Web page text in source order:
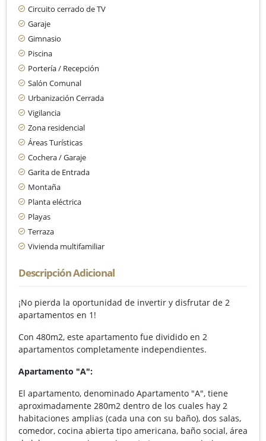
Circuito cerrado de TV
Garaje
Gimnasio
Piscina
Portería / Recepción
Salón Comunal
Urbanización Cerrada
Vigilancia
Zona residencial
Áreas Turísticas
Cochera / Garaje
Garita de Entrada
Montaña
Planta eléctrica
Playas
Terraza
Vivienda multifamiliar
Descripción Adicional
¡No pierda la oportunidad de invertir y disfrutar de 2
apartamentos en 1!
Con 480m2, este apartamento fue dividido en 2
apartamentos completamente independientes.
Apartamento "A":
El apartamento, denominado Apartamento "A", tiene
aproximadamente 280m2 dentro de los cuales hay 2
habitaciones amplias (cada una con su baño), dos salas,
comedor, cocina abierta tipo americana, baño social, área